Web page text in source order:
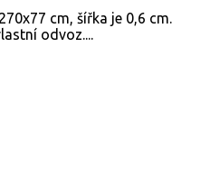
cm, šířka je 0,6 cm.
odvoz....